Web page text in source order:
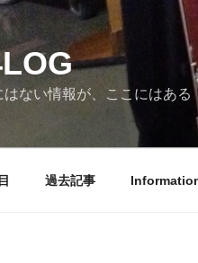
はない情報が、ここにはある
過去記事